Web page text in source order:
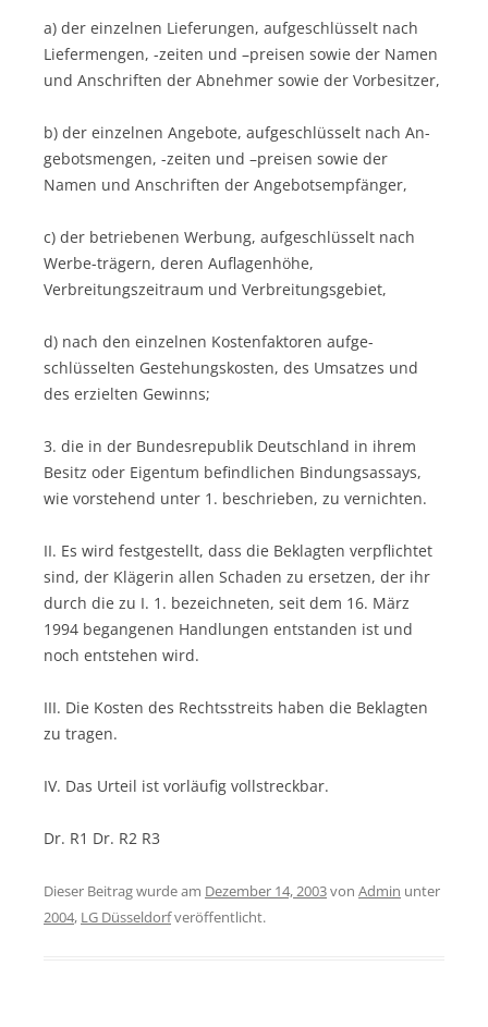
a) der einzelnen Lieferungen, aufgeschlüsselt nach
Liefermengen, -zeiten und –preisen sowie der Namen
und Anschriften der Abnehmer sowie der Vorbesitzer,
b) der einzelnen Angebote, aufgeschlüsselt nach An-
gebotsmengen, -zeiten und –preisen sowie der
Namen und Anschriften der Angebotsempfänger,
c) der betriebenen Werbung, aufgeschlüsselt nach
Werbe-trägern, deren Auflagenhöhe,
Verbreitungszeitraum und Verbreitungsgebiet,
d) nach den einzelnen Kostenfaktoren aufge-
schlüsselten Gestehungskosten, des Umsatzes und
des erzielten Gewinns;
3. die in der Bundesrepublik Deutschland in ihrem
Besitz oder Eigentum befindlichen Bindungsassays,
wie vorstehend unter 1. beschrieben, zu vernichten.
II. Es wird festgestellt, dass die Beklagten verpflichtet
sind, der Klägerin allen Schaden zu ersetzen, der ihr
durch die zu I. 1. bezeichneten, seit dem 16. März
1994 begangenen Handlungen entstanden ist und
noch entstehen wird.
III. Die Kosten des Rechtsstreits haben die Beklagten
zu tragen.
IV. Das Urteil ist vorläufig vollstreckbar.
Dr. R1 Dr. R2 R3
Dieser Beitrag wurde am Dezember 14, 2003von Admin unter
2004, LG Düsseldorfveröffentlicht.